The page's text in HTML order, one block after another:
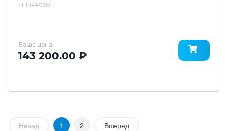
LEDPROM
Ваша цена
143 200.00 ₽
Назад 1 2 Вперед